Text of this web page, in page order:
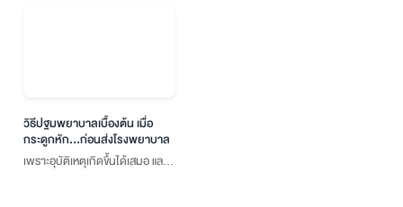
วิธีปฐมพยาบาลเบื้องต้น เมื่อ
กระดูกหัก…ก่อนส่งโรงพยาบาล
เพราะอุบัติเหตุเกิดขึ้นได้เสมอ และ